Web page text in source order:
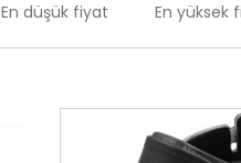
En düşük fiyat En yüksek